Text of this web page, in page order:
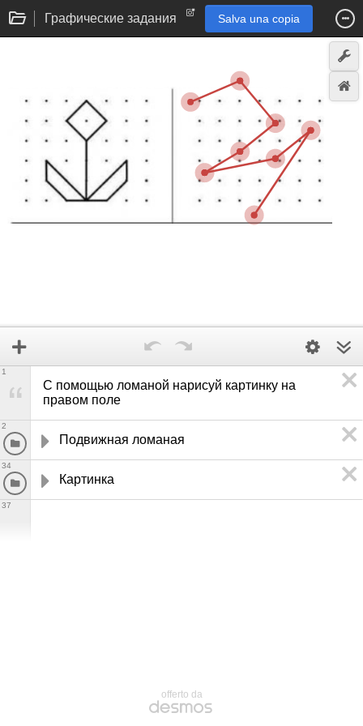
Графические задания Salva una copia
С помощью ломаной нарисуй картинку на
правом поле
1
Подвижная ломаная
2
Картинка
34
37
offerto da